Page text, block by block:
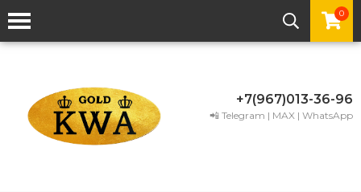
0
+7(967)013-36-96
📲 Telegram | MAX | WhatsApp